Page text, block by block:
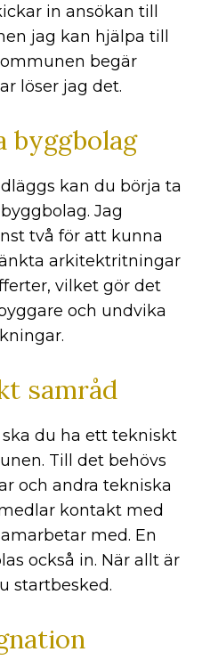
in ansökan till
jag kan hjälpa till
begär
löser jag det.
byggbolag
kan du börja ta
Jag
två för att kunna
arkitektritningar
vilket gör det
och undvika
samråd
du ha ett tekniskt
Till det behövs
och andra tekniska
kontakt med
med. En
också in. När allt är
startbesked.